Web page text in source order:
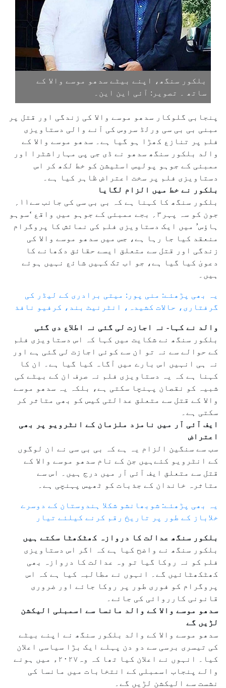
بلکور سنگھ، اپنے بیٹے سدھو موسے والا کے
ساتھ ۔ تصویر: آئی این این۔
پنجابی گلوکار سدھو موسے والا کی زندگی اور قتل پر
مبنی بی بی سی ورلڈ سروس کی آنے والی دستاویزی
فلم پر تنازع کھڑا ہو گیا ہے۔ سدھو موسے والا کے
والد بلکور سنگھ سدھو نے ڈی جی پی مہاراشٹرا اور
ممبئی کے جوہو پولیس اسٹیشن کو خط لکھ کر اس
دستاویزی فلم پر سخت اعتراض ظاہر کیا ہے۔
بلکور نے خط میں الزام لگایا
جون کو سہ پہر۳؍ بجے ممبئی کے جوہو میں واقع ‘سوہو
ہاؤس’ میں ایک دستاویزی فلم کی نمائش کا پروگرام
منعقد کیا جا رہا ہے، جس میں سدھو موسے والا کی
زندگی اور قتل سے متعلق ایسے حقائق دکھانے کا
دعویٰ کیا گیا ہے، جو اب تک کہیں شائع نہیں ہوئے
ہیں۔
یہ بھی پڑھئے: منی پور: میتی برادری کے لیڈر کی
گرفتاری، حالات کشیدہ، انٹرنیٹ بند، کرفیو نافذ
والد نے کہا- نہ اجازت لی گئی نہ اطلاع دی گئی
بلکور سنگھ نے شکایت میں کہا کہ اس دستاویزی فلم
کے حوالے سے نہ تو ان سے کوئی اجازت لی گئی ہے اور
نہ ہی انہیں اس بارے میں آگاہ کیا گیا ہے۔ ان کا
کہنا ہے کہ یہ دستاویزی فلم نہ صرف ان کے بیٹے کی
شبیہ کو نقصان پہنچا سکتی ہے، بلکہ یہ سدھو موسے
والا کے قتل سے متعلق عدالتی کیس کو بھی متاثر کر
سکتی ہے۔
ایف آئی آر میں نامزد ملزمان کے انٹرویو پر بھی
اعتراض
سب سے سنگین الزام یہ ہے کہ بی بی سی نے ان لوگوں
کے انٹرویو کئےہیں جن کے نام سدھو موسے والا کے
قتل سے متعلق ایف آئی آر میں درج ہیں۔ اس سے
متاثرہ خاندان کے جذبات کو ٹھیس پہنچی ہے۔
یہ بھی پڑھئے: شوبھانشو شکلا ہندوستان کے دوسرے
خلاباز کے طور پر تاریخ رقم کرنے کیلئے تیار
بلکور سنگھ عدالت کا دروازہ کھٹکھٹا سکتے ہیں
بلکور سنگھ نے واضح کیا ہے کہ اگر اس دستاویزی
فلم کو نہ روکا گیا تو وہ عدالت کا دروازہ بھی
کھٹکھٹائیں گے۔ انہوں نے مطالبہ کیا ہے کہ اس
پروگرام کو فوری طور پر روکا جائے اور ضروری
قانونی کارروائی کی جائے۔
سدھو موسے والا کے والد مانسا سے اسمبلی الیکشن
لڑیں گے
سدھو موسے والا کے والد بلکور سنگھ نے اپنے بیٹے
کی تیسری برسی سے دو دن پہلے ایک بڑا سیاسی اعلان
کیا۔ انہوں نے اعلان کیا تھا کہ وہ۲۰۲۷ء میں ہونے
والے پنجاب اسمبلی کے انتخابات میں مانسا کی
نشست سے الیکشن لڑیں گے۔